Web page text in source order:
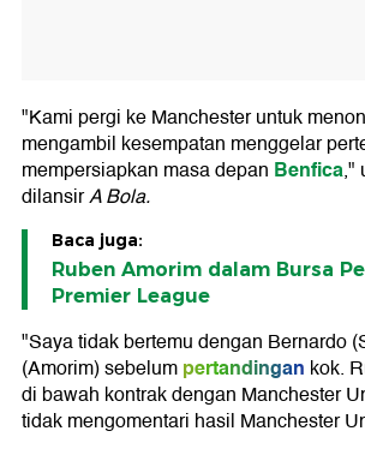
"Kami pergi ke Manchester untuk
mengambil kesempatan menggelar
mempersiapkan masa depan Benfica,"
dilansirA Bola.
Baca juga:
Ruben Amorim dalam Bursa
Premier League
"Saya tidak bertemu dengan Bernardo
(Amorim) sebelumpertandingan kok.
di bawah kontrak dengan Manchester
tidak mengomentari hasil Manchester